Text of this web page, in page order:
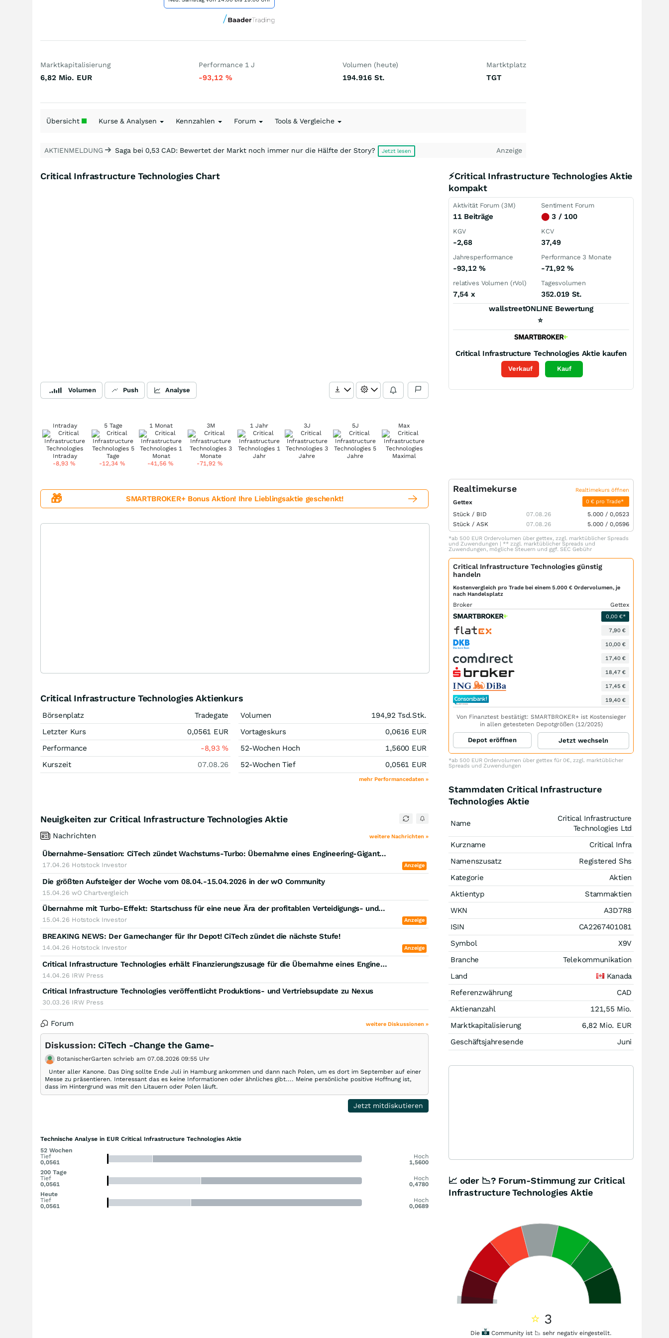
Marktkapitalisierung
6,82 Mio. EUR
Performance 1 J
-93,12 %
Volumen (heute)
194.916 St.
Martktplatz
TGT
Übersicht Kurse & Analysen Kennzahlen Forum Tools & Vergleiche
AKTIENMELDUNG Saga bei 0,53 CAD: Bewertet der Markt noch immer nur die Hälfte der Story? Jetzt lesen Anzeige
Critical Infrastructure Technologies Chart
Volumen Push Analyse
Intraday
-8,93 %
5 Tage
-12,34%
1 Monat
-41,56 %
3M
-71,92%
1 Jahr 3J 5J Max
⚡Critical Infrastructure Technologies Aktie
kompakt
Aktivität Forum (3M)
11 Beiträge
Sentiment Forum
⬤3 / 100
KGV
-2,68
KCV
37,49
Jahresperformance
-93,12 %
Performance 3 Monate
-71,92 %
relatives Volumen (rVol)
7,54 x
Tagesvolumen
352.019 St.
wallstreetONLINE Bewertung
⭐
Critical Infrastructure Technologies Aktie kaufen
Verkauf Kauf
🎁 SMARTBROKER+ Bonus Aktion! Ihre Lieblingsaktie geschenkt!
Critical Infrastructure Technologies Aktienkurs
Börsenplatz
Tradegate
Letzter Kurs
0,0561 EUR
Performance
-8,93%
Kurszeit
07.08.26
Volumen 194,92 Tsd.Stk.
Vortageskurs
0,0616 EUR
52-Wochen Hoch
1,5600 EUR
52-Wochen Tief
0,0561 EUR
mehr Performancedaten »
Neuigkeiten zur Critical Infrastructure Technologies Aktie
Nachrichten weitere Nachrichten »
Übernahme-Sensation: CiTech zündet Wachstums-Turbo: Übernahme eines Engineering-Giganten sichert EBITDA-Sprung auf 2,2 Mio. AUD!
17.04.26 Hotstock Investor Anzeige
Die größten Aufsteiger der Woche vom 08.04.-15.04.2026 in der wO Community
15.04.26 wO Chartvergleich
Übernahme mit Turbo-Effekt: Startschuss für eine neue Ära der profitablen Verteidigungs- und Kommunikationstechnologie!
15.04.26 Hotstock Investor Anzeige
BREAKING NEWS: Der Gamechanger für Ihr Depot! CiTech zündet die nächste Stufe!
14.04.26 Hotstock Investor Anzeige
Critical Infrastructure Technologies erhält Finanzierungszusage für die Übernahme eines Engineering-Unternehmens in Westaustralien
14.04.26 IRW Press
Critical Infrastructure Technologies veröffentlicht Produktions- und Vertriebsupdate zu Nexus
30.03.26 IRW Press
Forum weitere Diskussionen »
Diskussion: CiTech -Change the Game-
BotanischerGarten schrieb am 07.08.2026 09:55 Uhr
Unter aller Kanone. Das Ding sollte Ende Juli in Hamburg ankommen und dann nach Polen, um es dort im September auf einer
Messe zu präsentieren. Interessant das es keine Informationen oder ähnliches gibt.... Meine persönliche positive Hoffnung ist,
dass im Hintergrund was mit den Litauern oder Polen läuft.
Jetzt mitdiskutieren
Technische Analyse in EUR Critical Infrastructure Technologies Aktie
52 Wochen
Tief
0,0561
Hoch
1,5600
200 Tage
Tief
0,0561
Hoch
0,4780
Heute
Tief
0,0561
Hoch
0,0689
Realtimekurse Realtimekurs öffnen
Gettex 0 € pro Trade*
Stück / BID 07.08.26 5.000 / 0,0523
Stück / ASK 07.08.26 5.000 / 0,0596
*ab 500 EUR Ordervolumen über gettex, zzgl. marktüblicher Spreads
und Zuwendungen | ** zzgl. marktüblicher Spreads und
Zuwendungen, mögliche Steuern und ggf. SEC Gebühr
Critical Infrastructure Technologies günstig
handeln
Kostenvergleich pro Trade bei einem 5.000 € Ordervolumen, je
nach Handelsplatz
Broker Gettex
0,00 €*
7,90 €
10,00 €
17,40 €
18,47 €
17,45 €
19,40 €
Von Finanztest bestätigt: SMARTBROKER+ ist Kostensieger
in allen getesteten Depotgrößen (12/2025)
Depot eröffnen Jetzt wechseln
*ab 500 EUR Ordervolumen über gettex für 0€, zzgl. marktüblicher
Spreads und Zuwendungen
Stammdaten Critical Infrastructure
Technologies Aktie
Name
Critical Infrastructure
Technologies Ltd
Kurzname
Critical Infra
Namenszusatz
Registered Shs
Kategorie
Aktien
Aktientyp
Stammaktien
WKN
A3D7R8
ISIN
CA2267401081
Symbol
X9V
Branche
Telekommunikation
Land
Kanada
Referenzwährung
CAD
Aktienanzahl
121,55 Mio.
Marktkapitalisierung
6,82 Mio. EUR
Geschäftsjahresende
Juni
📈 oder 📉? Forum-Stimmung zur Critical
Infrastructure Technologies Aktie
⭐ 3
Die Community ist 📉 sehr negativ eingestellt.